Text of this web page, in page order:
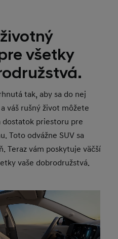
všetky
tak, aby sa do nej
váš rušný život môžete
priestoru pre
Toto odvážne SUV sa
Teraz vám poskytuje väčší
vaše dobrodružstvá.